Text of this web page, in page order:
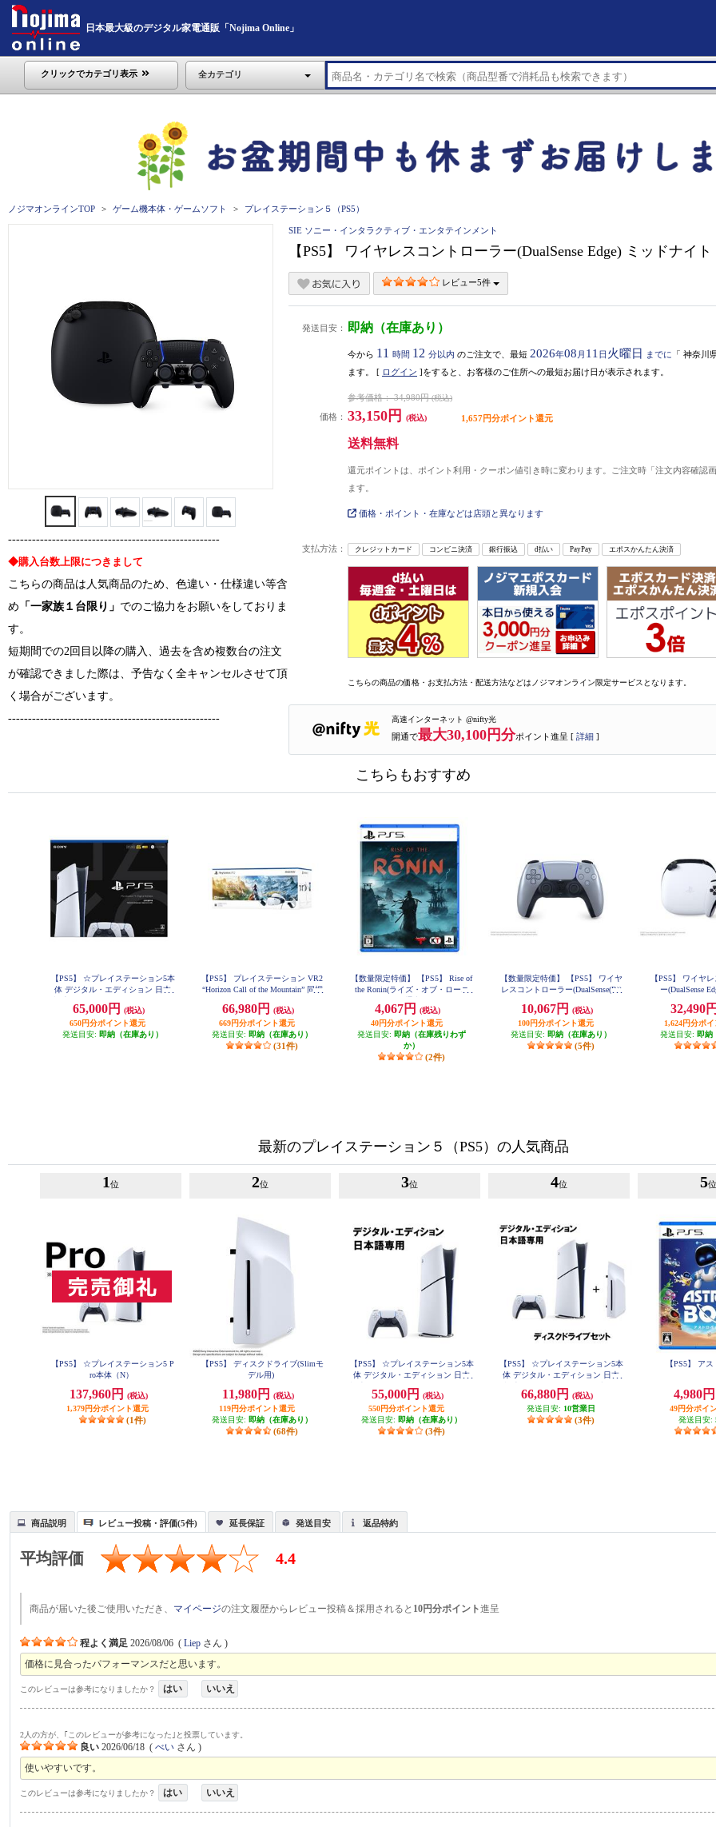
日本最大級のデジタル家電通販「Nojima Online」
クリックでカテゴリ表示 全カテゴリ
ノジマオンラインTOP ゲーム機本体・ゲームソフト プレイステーション５（PS5）
-----------------------------------------------------
◆購入台数上限につきまして
こちらの商品は人気商品のため、色違い・仕様違い等含
め 「一家族１台限り」 でのご協力をお願いをしておりま
す。
短期間での2回目以降の購入、過去を含め複数台の注文
が確認できました際は、予告なく全キャンセルさせて頂
く場合がございます。
-----------------------------------------------------
SIE ソニー・インタラクティブ・エンタテインメント
【PS5】 ワイヤレスコントローラー(DualSense Edge) ミッドナイ
レビュー5件
発送目安： 即納（在庫あり）
今から 11 時間 12 分以内 のご注文で、最短 2026年08 月 11 日 火曜日 までに 「 神奈川
ます。 [ ログイン ]をすると、お客様のご住所への最短お届け日が表示されます。
価格：
参考価格： 34,980円(税込)
33,150円 (税込) 1,657円分ポイント還元
送料無料
還元ポイントは、ポイント利用・クーポン値引き時に変わります。ご注文時「注文内容確認
ます。
価格・ポイント・在庫などは店頭と異なります
支払方法： クレジットカード コンビニ決済 銀行振込 d払い PayPay エポスかんたん決済
こちらの商品の価格・お支払方法・配送方法などはノジマオンライン限定サービスとなります。
高速インターネット @nifty光
開通で最大30,100円分ポイント進呈 [ 詳細 ]
こちらもおすすめ
【PS5】 ☆プレイステーション5本
体 デジタル・エディション 日本
トローラー ダブルパック
65,000円
(税込)
650円分ポイント還元
発送目安: 即納（在庫あり）
【PS5】 プレイステーション VR2
“Horizon Call of the Mountain” 同梱
66,980円
(税込)
669円分ポイント還元
発送目安: 即納（在庫あり）
(31件)
【数量限定特価】 【PS5】 Rise of
the Ronin(ライズ・オブ・ローニ
4,067円
(税込)
40円分ポイント還元
発送目安: 即納（在庫残りわず
か）
(2件)
【数量限定特価】 【PS5】 ワイヤ
レスコントローラー(DualSense(R))
10,067円
(税込)
100円分ポイント還元
発送目安: 即納（在庫あり）
(5件)
【PS5】 ワイヤ
ー(DualSense
32,490円
1,624円分ポ
発送目安: 即納
最新のプレイステーション５（PS5）の人気商品
1 位
【PS5】 ☆プレイステーション5 P
ro本体（N）
137,960円
(税込)
1,379円分ポイント還元
(1件)
2位
【PS5】 ディスクドライブ(Slimモ
デル用)
11,980円
(税込)
119円分ポイント還元
発送目安: 即納（在庫あり）
(68件)
3位
【PS5】 ☆プレイステーション5本
体 デジタル・エディション 日本
nly
55,000円
(税込)
550円分ポイント還元
発送目安: 即納（在庫あり）
(3件)
4位
【PS5】 ☆プレイステーション5本
体 デジタル・エディション 日本
ト
66,880円
(税込)
発送目安: 10営業日
(3件)
5位
【PS5】 ア
4,980円
49円分ポイ
発送目安:
商品説明 レビュー投稿・評価(5件) 延長保証 発送目安 返品特約
平均評価 4.4
商品が届いた後ご使用いただき、 マイページの注文履歴からレビュー投稿＆採用されると 10円分ポイント進呈
程よく満足 2026/08/06 (Liep さん )
価格に見合ったパフォーマンスだと思います。
このレビューは参考になりましたか？ はい いいえ
2人の方が、｢このレビューが参考になった｣と投票しています。
良い 2026/06/18 (べい さん )
使いやすいです。
このレビューは参考になりましたか？ はい いいえ